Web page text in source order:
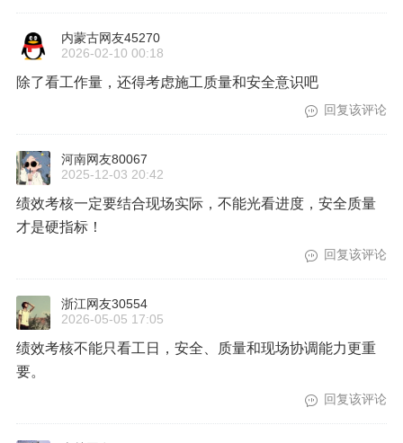
湖北网友90885
2026-01-04 23:08
绩效考核得看具体贡献，不能只看工作时间，还得考虑质
回复该评论
内蒙古网友45270
2026-02-10 00:18
除了看工作量，还得考虑施工质量和安全意识吧
回复该评论
河南网友80067
2025-12-03 20:42
绩效考核一定要结合现场实际，不能光看进度，安全质量
才是硬指标！
回复该评论